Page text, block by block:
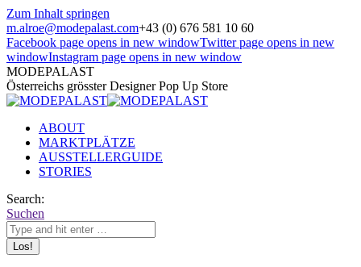
Zum Inhalt springen
m.alroe@modepalast.com+43 (0) 676 581 10 60
Facebook page opens in new windowTwitter page opens in new
windowInstagram page opens in new window
MODEPALAST
Österreichs grösster Designer Pop Up Store
ABOUT
MARKTPLÄTZE
AUSSTELLERGUIDE
STORIES
Search:
Suchen